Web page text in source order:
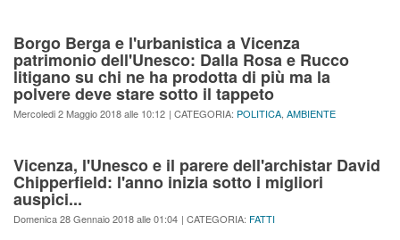
Borgo Berga e l'urbanistica a Vicenza
patrimonio dell'Unesco: Dalla Rosa e Rucco
litigano su chi ne ha prodotta di più ma la
polvere deve stare sotto il tappeto
Mercoledi 2 Maggio 2018 alle 10:12 | CATEGORIA: POLITICA, AMBIENTE
Vicenza, l'Unesco e il parere dell'archistar David
Chipperfield: l'anno inizia sotto i migliori
auspici...
Domenica 28 Gennaio 2018 alle 01:04 | CATEGORIA: FATTI